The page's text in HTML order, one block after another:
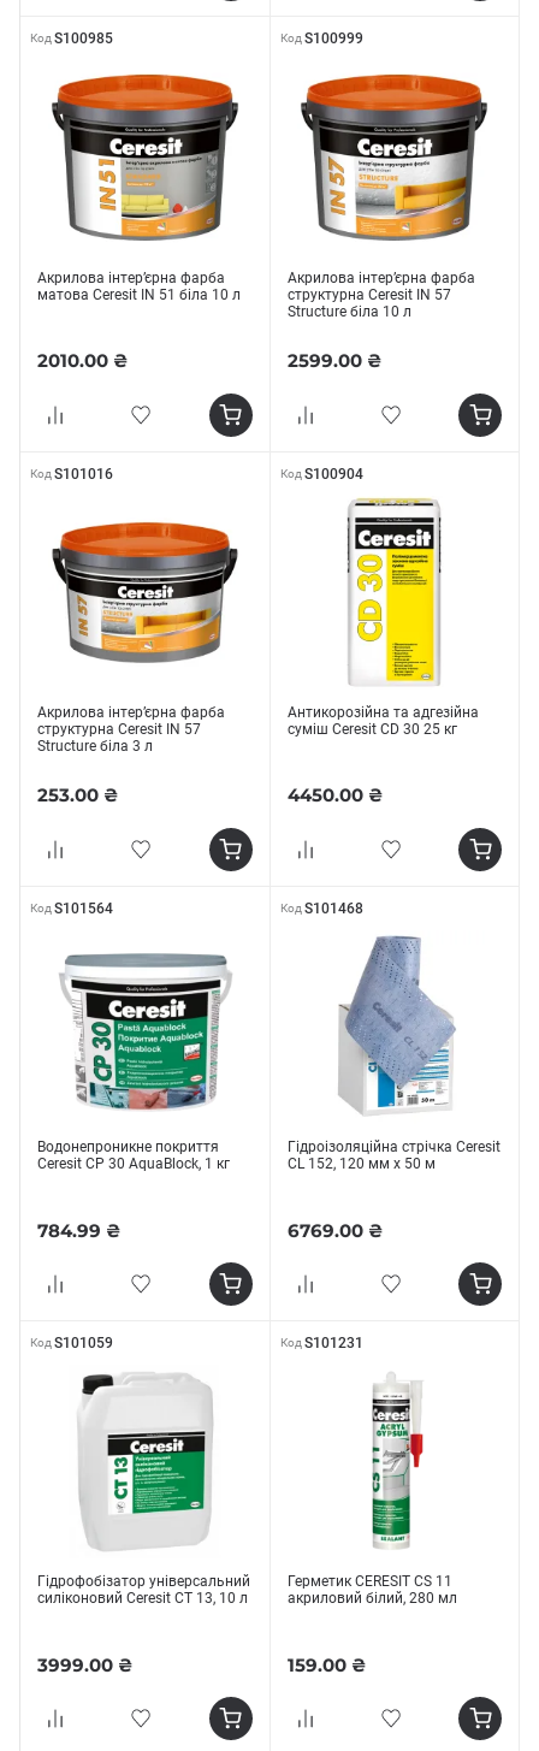
КодS100985
Акрилова інтер’єрна фарба
матова Ceresit IN 51 біла 10 л
2010.00 ₴
Код S100999
Акрилова інтер’єрна фарба
структурна Ceresit IN 57
Structure біла 10 л
2599.00 ₴
Код S101016
Акрилова інтер’єрна фарба
структурна Ceresit IN 57
Structure біла 3 л
253.00 ₴
Код S100904
Антикорозійна та адгезійна
суміш Ceresit СD 30 25 кг
4450.00 ₴
Код S101564
Водонепроникне покриття
Ceresit CP 30 AquaBlock, 1 кг
784.99 ₴
Код S101468
Гідроізоляційна стрічка Ceresit
CL 152, 120 мм х 50 м
6769.00 ₴
Код S101059
Гідрофобізатор універсальний
силіконовий Ceresit СТ 13, 10 л
3999.00 ₴
Код S101231
Герметик CERESIT CS 11
акриловий білий, 280 мл
159.00 ₴